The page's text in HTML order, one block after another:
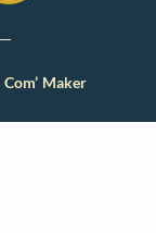
Com’ Maker